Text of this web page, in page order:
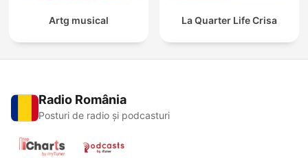
Artg musical La Quarter Life Crisa
Radio România
Posturi de radio și podcasturi